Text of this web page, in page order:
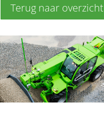
Terug naar overzicht